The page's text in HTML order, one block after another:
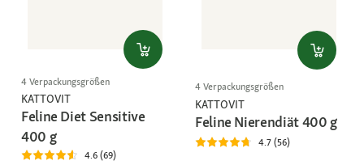
4 Verpackungsgrößen
KATTOVIT
Feline Diet Sensitive
400 g
4.6 (69)
4 Verpackungsgrößen
KATTOVIT
Feline Nierendiät 400 g
4.7 (56)